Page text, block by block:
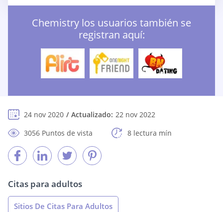
Chemistry los usuarios también se
registran aquí:
24 nov 2020 Actualizado: 22 nov 2022
3056 Puntos de vista
8 lectura mín
Citas para adultos
Sitios De Citas Para Adultos